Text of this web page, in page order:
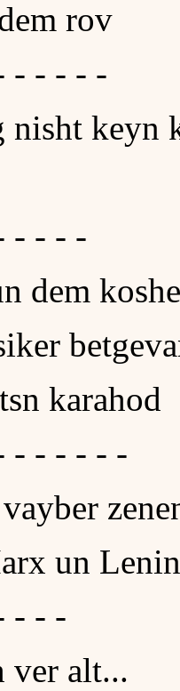
rov
- - - - -
nisht keyn
- - - -
dem
karahod
- - - - - -
un Lenin
- - -
ver alt...